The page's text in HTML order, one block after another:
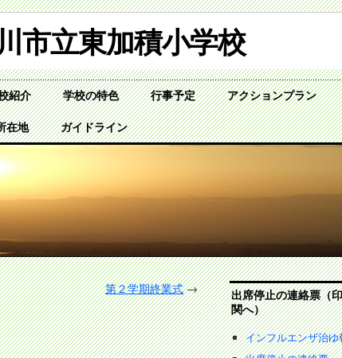
市立東加積小学校
紹介 学校の特色 行事予定 アクションプラン
在地 ガイドライン
第２学期終業式→
出席停止の連絡票（
関へ）
インフルエンザ治ゆ